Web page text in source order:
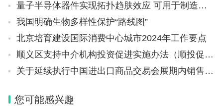
Rollins还说，除了“负主要责任”的38篇论文外，在剩余的19篇
论文中，有3篇“不需要采取进一步行动”，因为这些指控的问
题“未被证实”；剩余的16篇论文仍在调查中，因为涉嫌操纵的
数据不是DFCI研究所实验室收集的。DFCI目前尽全力联系所
有涉及的外部实验室负责人，并将与他们合作，询问他们是否
需要更正文献。
尽管发现了错误，但Rollins也强调：“论文中存在图像差异并不
是作者有欺骗意图的证据。”他表示，只有在经过仔细的、基于
量子半导体器件实现拓扑趋肤效应 可用于制造微型高精度传感器和放大器
我国明确生物多样性保护“路线图”
北京培育建设国际消费中心城市2024年工作要点
顺义区支持中介机构投资促进实施办法（顺投促文〔2024〕11号）
关于延续执行中国进出口商品交易会展期内销售的进口展品税收优惠政策的通知（财关税〔2024〕10号）
您可能感兴趣